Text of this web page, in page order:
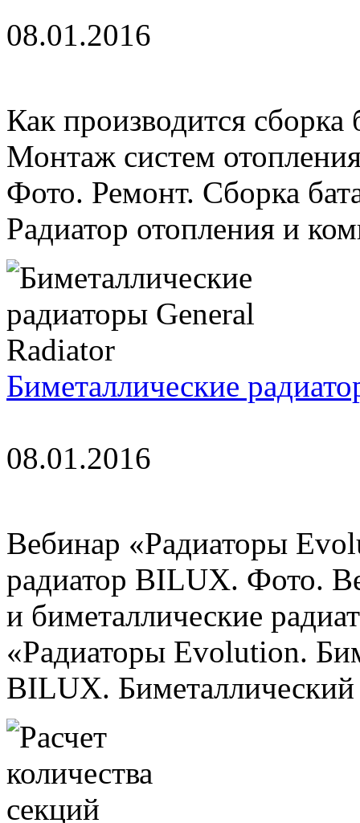
08.01.2016
Как производится сборка
Монтаж систем
Фото. Ремонт. Сборка
Радиатор отопления и
Биметаллические
08.01.2016
Вебинар «Радиаторы
радиатор BILUX. Фото.
и биметаллические
«Радиаторы Evolution.
BILUX.